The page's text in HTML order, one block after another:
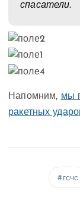
спасатели.
Напомним, мы
ракетных
гсчс